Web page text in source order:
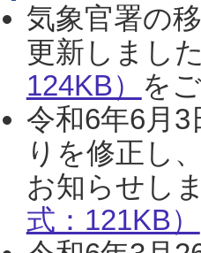
気象官署の
更新しまし
124KB） を
令和6年6月
りを修正し
お知らせし
式：121KB）